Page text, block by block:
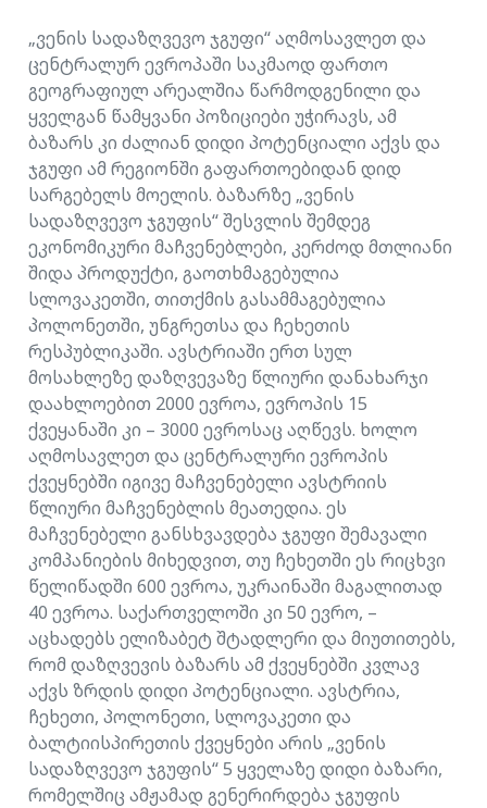
„ვენის სადაზღვევო ჯგუფი“ აღმოსავლეთ და
ცენტრალურ ევროპაში საკმაოდ ფართო
გეოგრაფიულ არეალშია წარმოდგენილი და
ყველგან წამყვანი პოზიციები უჭირავს, ამ
ბაზარს კი ძალიან დიდი პოტენციალი აქვს და
ჯგუფი ამ რეგიონში გაფართოებიდან დიდ
სარგებელს მოელის. ბაზარზე „ვენის
სადაზღვევო ჯგუფის“ შესვლის შემდეგ
ეკონომიკური მაჩვენებლები, კერძოდ მთლიანი
შიდა პროდუქტი, გაოთხმაგებულია
სლოვაკეთში, თითქმის გასამმაგებულია
პოლონეთში, უნგრეთსა და ჩეხეთის
რესპუბლიკაში. ავსტრიაში ერთ სულ
მოსახლეზე დაზღვევაზე წლიური დანახარჯი
დაახლოებით 2000 ევროა, ევროპის 15
ქვეყანაში კი – 3000 ევროსაც აღწევს. ხოლო
აღმოსავლეთ და ცენტრალური ევროპის
ქვეყნებში იგივე მაჩვენებელი ავსტრიის
წლიური მაჩვენებლის მეათედია. ეს
მაჩვენებელი განსხვავდება ჯგუფი შემავალი
კომპანიების მიხედვით, თუ ჩეხეთში ეს რიცხვი
წელიწადში 600 ევროა, უკრაინაში მაგალითად
40 ევროა. საქართველოში კი 50 ევრო, –
აცხადებს ელიზაბეტ შტადლერი და მიუთითებს,
რომ დაზღვევის ბაზარს ამ ქვეყნებში კვლავ
აქვს ზრდის დიდი პოტენციალი. ავსტრია,
ჩეხეთი, პოლონეთი, სლოვაკეთი და
ბალტიისპირეთის ქვეყნები არის „ვენის
სადაზღვევო ჯგუფის“ 5 ყველაზე დიდი ბაზარი,
რომელშიც ამჟამად გენერირდება ჯგუფის